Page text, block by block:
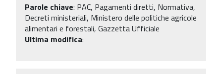
Parole chiave: PAC, Pagamenti diretti, Normativa,
Decreti ministeriali, Ministero delle politiche agricole
alimentari e forestali, Gazzetta Ufficiale
Ultima modifica: